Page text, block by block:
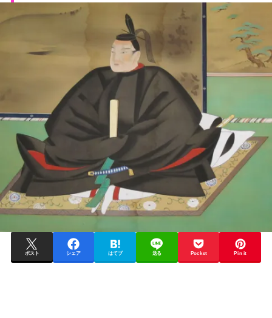
ポスト シェア はてブ 送る Pocket Pin it